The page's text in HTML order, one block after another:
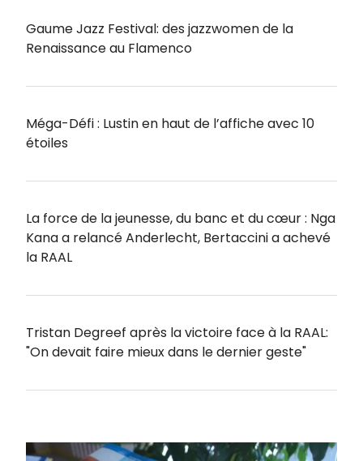
Gaume Jazz Festival: des jazzwomen de la
Renaissance au Flamenco
Méga-Défi : Lustin en haut de l’affiche avec 10
étoiles
La force de la jeunesse, du banc et du cœur : Nga
Kana a relancé Anderlecht, Bertaccini a achevé
la RAAL
Tristan Degreef après la victoire face à la RAAL:
"On devait faire mieux dans le dernier geste"